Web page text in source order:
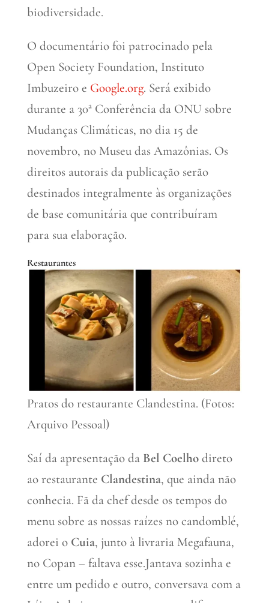
biodiversidade.
O documentário foi patrocinado pela
Open Society Foundation, Instituto
Imbuzeiro e Google.org. Será exibido
durante a 30ª Conferência da ONU sobre
Mudanças Climáticas, no dia 15 de
novembro, no Museu das Amazônias. Os
direitos autorais da publicação serão
destinados integralmente às organizações
de base comunitária que contribuíram
para sua elaboração.
Restaurantes
Pratos do restaurante Clandestina. (Fotos:
Arquivo Pessoal)
Saí da apresentação da Bel Coelhodireto
ao restaurante Clandestina, que ainda não
conhecia. Fã da chef desde os tempos do
menu sobre as nossas raízes no candomblé,
adorei o Cuia, junto à livraria Megafauna,
no Copan – faltava esse.Jantava sozinha e
entre um pedido e outro, conversava com a